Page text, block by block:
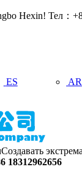
Hexin! Тел：
ES AR
Создавать
18312962656